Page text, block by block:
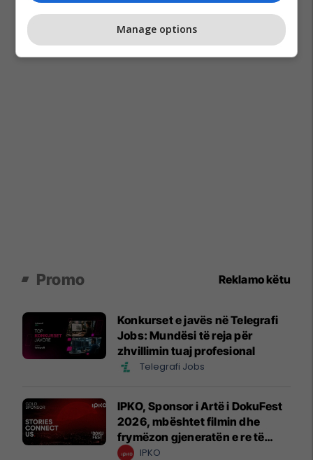
Promo Reklamo këtu
Konkurset e javës në Telegrafi
Jobs: Mundësi të reja për
zhvillimin tuaj profesional
Telegrafi Jobs
IPKO, Sponsor i Artë i DokuFest
2026, mbështet filmin dhe
frymëzon gjeneratën e re të
krijuesve
IPKO
Manage options